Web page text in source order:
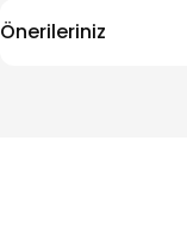
Önerileriniz